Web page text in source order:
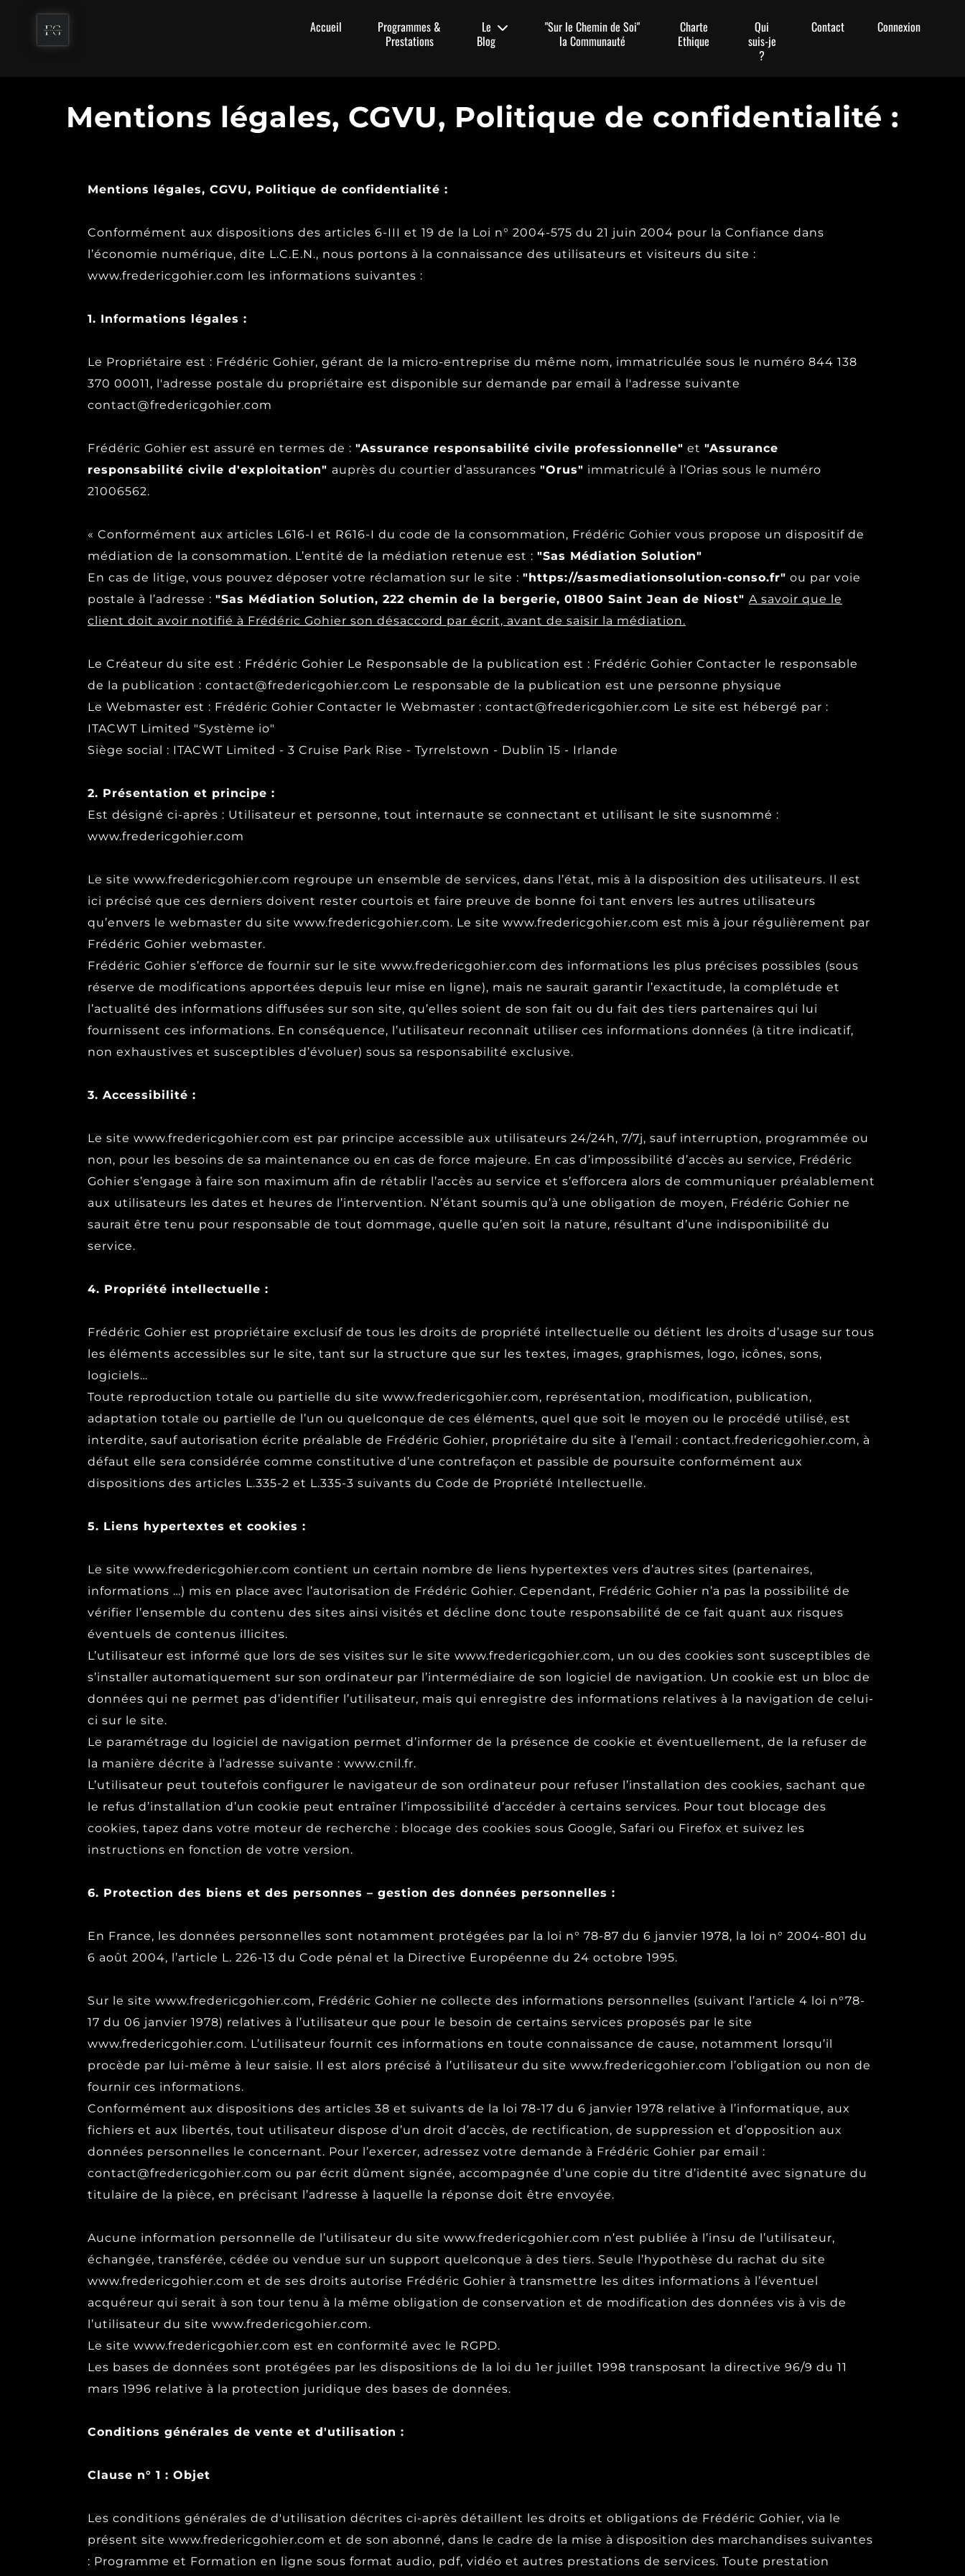
Accueil
Programmes &
Prestations
Le
Blog
"Sur le Chemin de Soi"
la Communauté
Charte
Ethique
Qui
suis-je
?
Contact Connexion
Mentions légales, CGVU, Politique de confidentialité :
Mentions légales, CGVU, Politique de confidentialité :
Conformément aux dispositions des articles 6-III et 19 de la Loi n° 2004-575 du 21 juin 2004 pour la Confiance dans
l’économie numérique, dite L.C.E.N., nous portons à la connaissance des utilisateurs et visiteurs du site :
www.fredericgohier.com les informations suivantes :
1. Informations légales :
Le Propriétaire est : Frédéric Gohier, gérant de la micro-entreprise du même nom, immatriculée sous le numéro 844 138
370 00011, l'adresse postale du propriétaire est disponible sur demande par email à l'adresse suivante
contact@fredericgohier.com
Frédéric Gohier est assuré en termes de : "Assurance responsabilité civile professionnelle" et "Assurance
responsabilité civile d'exploitation" auprès du courtier d’assurances "Orus" immatriculé à l’Orias sous le numéro
21006562.
« Conformément aux articles L616-I et R616-I du code de la consommation, Frédéric Gohier vous propose un dispositif de
médiation de la consommation. L’entité de la médiation retenue est : "Sas Médiation Solution"
En cas de litige, vous pouvez déposer votre réclamation sur le site : "https://sasmediationsolution-conso.fr" ou par voie
postale à l’adresse : "Sas Médiation Solution, 222 chemin de la bergerie, 01800 Saint Jean de Niost" A savoir que le
client doit avoir notifié à Frédéric Gohier son désaccord par écrit, avant de saisir la médiation.
Le Créateur du site est : Frédéric Gohier Le Responsable de la publication est : Frédéric Gohier Contacter le responsable
de la publication : contact@fredericgohier.com Le responsable de la publication est une personne physique
Le Webmaster est : Frédéric Gohier Contacter le Webmaster : contact@fredericgohier.com Le site est hébergé par :
ITACWT Limited "Système io"
Siège social : ITACWT Limited - 3 Cruise Park Rise - Tyrrelstown - Dublin 15 - Irlande
2. Présentation et principe :
Est désigné ci-après : Utilisateur et personne, tout internaute se connectant et utilisant le site susnommé :
www.fredericgohier.com
Le site www.fredericgohier.com regroupe un ensemble de services, dans l’état, mis à la disposition des utilisateurs. Il est
ici précisé que ces derniers doivent rester courtois et faire preuve de bonne foi tant envers les autres utilisateurs
qu’envers le webmaster du site www.fredericgohier.com. Le site www.fredericgohier.com est mis à jour régulièrement par
Frédéric Gohier webmaster.
Frédéric Gohier s’efforce de fournir sur le site www.fredericgohier.com des informations les plus précises possibles (sous
réserve de modifications apportées depuis leur mise en ligne), mais ne saurait garantir l’exactitude, la complétude et
l’actualité des informations diffusées sur son site, qu’elles soient de son fait ou du fait des tiers partenaires qui lui
fournissent ces informations. En conséquence, l’utilisateur reconnaît utiliser ces informations données (à titre indicatif,
non exhaustives et susceptibles d’évoluer) sous sa responsabilité exclusive.
3. Accessibilité :
Le site www.fredericgohier.com est par principe accessible aux utilisateurs 24/24h, 7/7j, sauf interruption, programmée ou
non, pour les besoins de sa maintenance ou en cas de force majeure. En cas d’impossibilité d’accès au service, Frédéric
Gohier s’engage à faire son maximum afin de rétablir l’accès au service et s’efforcera alors de communiquer préalablement
aux utilisateurs les dates et heures de l’intervention. N’étant soumis qu’à une obligation de moyen, Frédéric Gohier ne
saurait être tenu pour responsable de tout dommage, quelle qu’en soit la nature, résultant d’une indisponibilité du
service.
4. Propriété intellectuelle :
Frédéric Gohier est propriétaire exclusif de tous les droits de propriété intellectuelle ou détient les droits d’usage sur tous
les éléments accessibles sur le site, tant sur la structure que sur les textes, images, graphismes, logo, icônes, sons,
logiciels…
Toute reproduction totale ou partielle du site www.fredericgohier.com, représentation, modification, publication,
adaptation totale ou partielle de l’un ou quelconque de ces éléments, quel que soit le moyen ou le procédé utilisé, est
interdite, sauf autorisation écrite préalable de Frédéric Gohier, propriétaire du site à l’email : contact.fredericgohier.com, à
défaut elle sera considérée comme constitutive d’une contrefaçon et passible de poursuite conformément aux
dispositions des articles L.335-2 et L.335-3 suivants du Code de Propriété Intellectuelle.
5. Liens hypertextes et cookies :
Le site www.fredericgohier.com contient un certain nombre de liens hypertextes vers d’autres sites (partenaires,
informations …) mis en place avec l’autorisation de Frédéric Gohier. Cependant, Frédéric Gohier n’a pas la possibilité de
vérifier l’ensemble du contenu des sites ainsi visités et décline donc toute responsabilité de ce fait quant aux risques
éventuels de contenus illicites.
L’utilisateur est informé que lors de ses visites sur le site www.fredericgohier.com, un ou des cookies sont susceptibles de
s’installer automatiquement sur son ordinateur par l’intermédiaire de son logiciel de navigation. Un cookie est un bloc de
données qui ne permet pas d’identifier l’utilisateur, mais qui enregistre des informations relatives à la navigation de celui-
ci sur le site.
Le paramétrage du logiciel de navigation permet d’informer de la présence de cookie et éventuellement, de la refuser de
la manière décrite à l’adresse suivante : www.cnil.fr.
L’utilisateur peut toutefois configurer le navigateur de son ordinateur pour refuser l’installation des cookies, sachant que
le refus d’installation d’un cookie peut entraîner l’impossibilité d’accéder à certains services. Pour tout blocage des
cookies, tapez dans votre moteur de recherche : blocage des cookies sous Google, Safari ou Firefox et suivez les
instructions en fonction de votre version.
6. Protection des biens et des personnes – gestion des données personnelles :
En France, les données personnelles sont notamment protégées par la loi n° 78-87 du 6 janvier 1978, la loi n° 2004-801 du
6 août 2004, l’article L. 226-13 du Code pénal et la Directive Européenne du 24 octobre 1995.
Sur le site www.fredericgohier.com, Frédéric Gohier ne collecte des informations personnelles (suivant l’article 4 loi n°78-
17 du 06 janvier 1978) relatives à l’utilisateur que pour le besoin de certains services proposés par le site
www.fredericgohier.com. L’utilisateur fournit ces informations en toute connaissance de cause, notamment lorsqu’il
procède par lui-même à leur saisie. Il est alors précisé à l’utilisateur du site www.fredericgohier.com l’obligation ou non de
fournir ces informations.
Conformément aux dispositions des articles 38 et suivants de la loi 78-17 du 6 janvier 1978 relative à l’informatique, aux
fichiers et aux libertés, tout utilisateur dispose d’un droit d’accès, de rectification, de suppression et d’opposition aux
données personnelles le concernant. Pour l’exercer, adressez votre demande à Frédéric Gohier par email :
contact@fredericgohier.com ou par écrit dûment signée, accompagnée d’une copie du titre d’identité avec signature du
titulaire de la pièce, en précisant l’adresse à laquelle la réponse doit être envoyée.
Aucune information personnelle de l’utilisateur du site www.fredericgohier.com n’est publiée à l’insu de l’utilisateur,
échangée, transférée, cédée ou vendue sur un support quelconque à des tiers. Seule l’hypothèse du rachat du site
www.fredericgohier.com et de ses droits autorise Frédéric Gohier à transmettre les dites informations à l’éventuel
acquéreur qui serait à son tour tenu à la même obligation de conservation et de modification des données vis à vis de
l’utilisateur du site www.fredericgohier.com.
Le site www.fredericgohier.com est en conformité avec le RGPD.
Les bases de données sont protégées par les dispositions de la loi du 1er juillet 1998 transposant la directive 96/9 du 11
mars 1996 relative à la protection juridique des bases de données.
Conditions générales de vente et d'utilisation :
Clause n° 1 : Objet
Les conditions générales de d'utilisation décrites ci-après détaillent les droits et obligations de Frédéric Gohier, via le
présent site www.fredericgohier.com et de son abonné, dans le cadre de la mise à disposition des marchandises suivantes
: Programme et Formation en ligne sous format audio, pdf, vidéo et autres prestations de services. Toute prestation